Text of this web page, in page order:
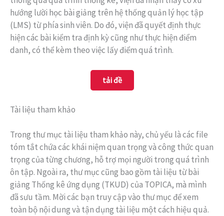
hướng lười học bài giảng trên hệ thống quản lý học tập
(LMS) từ phía sinh viên. Do đó, viện đã quyết định thực
hiện các bài kiểm tra định kỳ cũng như thực hiện điểm
danh, có thể kèm theo việc lấy điểm quá trình.
tải đề
Tài liệu tham khảo
Trong thư mục tài liệu tham khảo này, chủ yếu là các file
tóm tắt chứa các khái niệm quan trọng và công thức quan
trọng của từng chương, hỗ trợ mọi người trong quá trình
ôn tập. Ngoài ra, thư mục cũng bao gồm tài liệu từ bài
giảng Thống kê ứng dụng (TKUD) của TOPICA, mà mình
đã sưu tầm. Mời các bạn truy cập vào thư mục để xem
toàn bộ nội dung và tận dụng tài liệu một cách hiệu quả.